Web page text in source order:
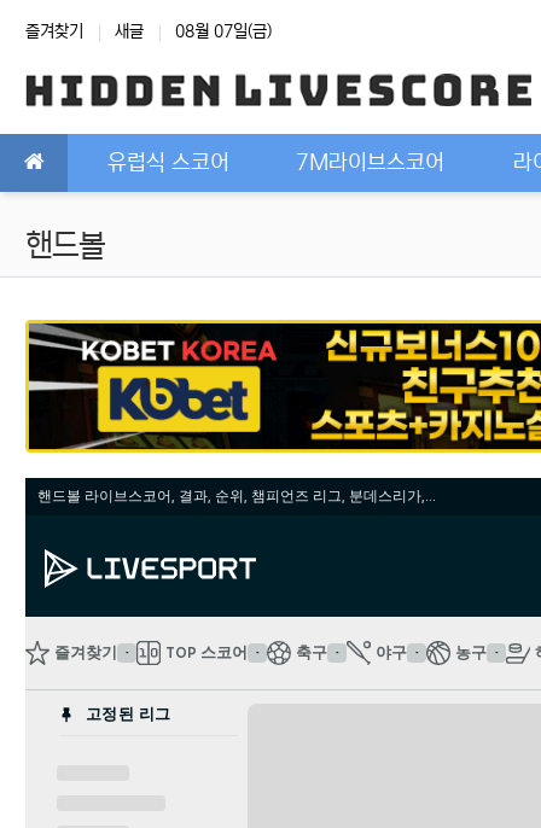
상단 네비
즐겨찾기 새글 08월 07일(금)
메인 메뉴유럽식 스코어 7M라이브스코어 라
핸드볼